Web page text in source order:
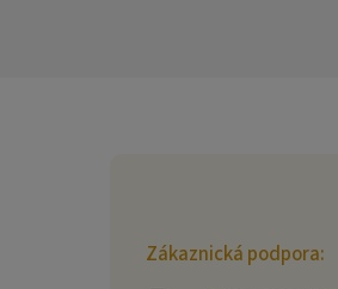
Zákaznická podpora: